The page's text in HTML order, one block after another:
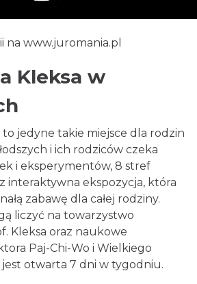
na www.juromania.pl
Kleksa w
to jedyne takie miejsce dla rodzin
i ich rodziców czeka
i eksperymentów, 8 stref
interaktywna ekspozycja, która
zabawę dla całej rodziny.
liczyć na towarzystwo
Kleksa oraz naukowe
Paj-Chi-Wo i Wielkiego
otwarta 7 dni w tygodniu.